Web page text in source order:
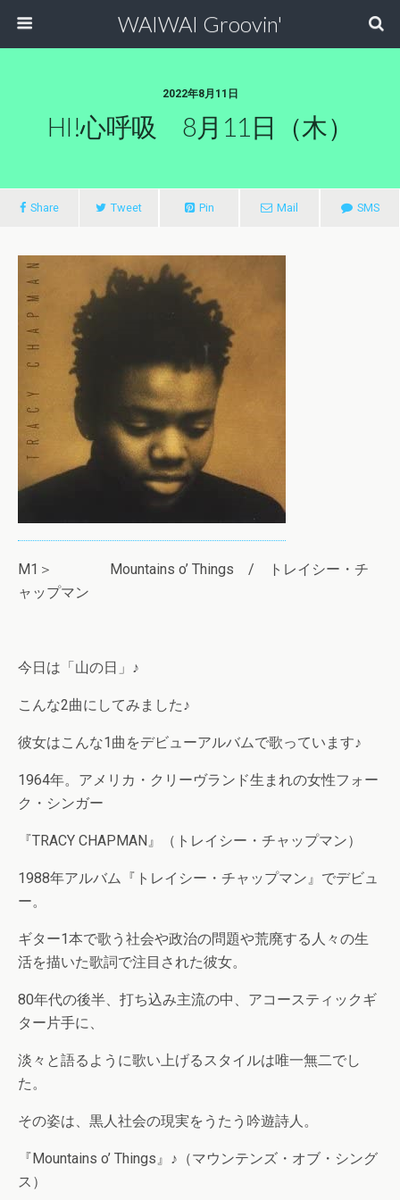
WAIWAI Groovin'
2022年8月11日
HI!心呼吸 8月11日（木）
Share Tweet Pin Mail SMS
M1＞ Mountains o’ Things / トレイシー・チ
ャップマン
今日は「山の日」♪
こんな2曲にしてみました♪
彼女はこんな1曲をデビューアルバムで歌っています♪
1964年。アメリカ・クリーヴランド生まれの女性フォー
ク・シンガー
『TRACY CHAPMAN』（トレイシー・チャップマン）
1988年アルバム『トレイシー・チャップマン』でデビュ
ー。
ギター1本で歌う社会や政治の問題や荒廃する人々の生
活を描いた歌詞で注目された彼女。
80年代の後半、打ち込み主流の中、アコースティックギ
ター片手に、
淡々と語るように歌い上げるスタイルは唯一無二でし
た。
その姿は、黒人社会の現実をうたう吟遊詩人。
『Mountains o’ Things』♪（マウンテンズ・オブ・シング
ス）